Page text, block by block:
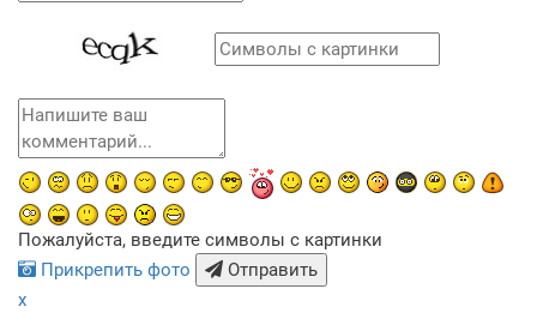
Пожалуйста, введите символы с картинки
Прикрепить фото
Отправить
x